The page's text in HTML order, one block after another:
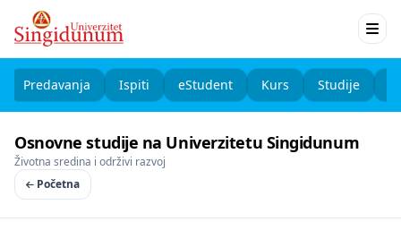
Predavanja Ispiti eStudent Kurs Studije
Osnovne studije na Univerzitetu Singidunum
Životna sredina i održivi razvoj
Početna